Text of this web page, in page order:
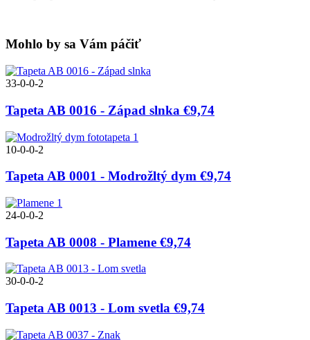
Mohlo by sa Vám páčiť
33-0-0-2
Tapeta AB 0016 - Západ slnka €9,74
10-0-0-2
Tapeta AB 0001 - Modrožltý dym €9,74
24-0-0-2
Tapeta AB 0008 - Plamene €9,74
30-0-0-2
Tapeta AB 0013 - Lom svetla €9,74